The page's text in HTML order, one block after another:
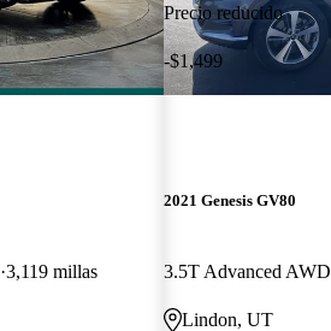
3,119 millas
Precio reducido
-$1,499
2021 Genesis GV80
3.5T Advanced AWD
Lindon, UT